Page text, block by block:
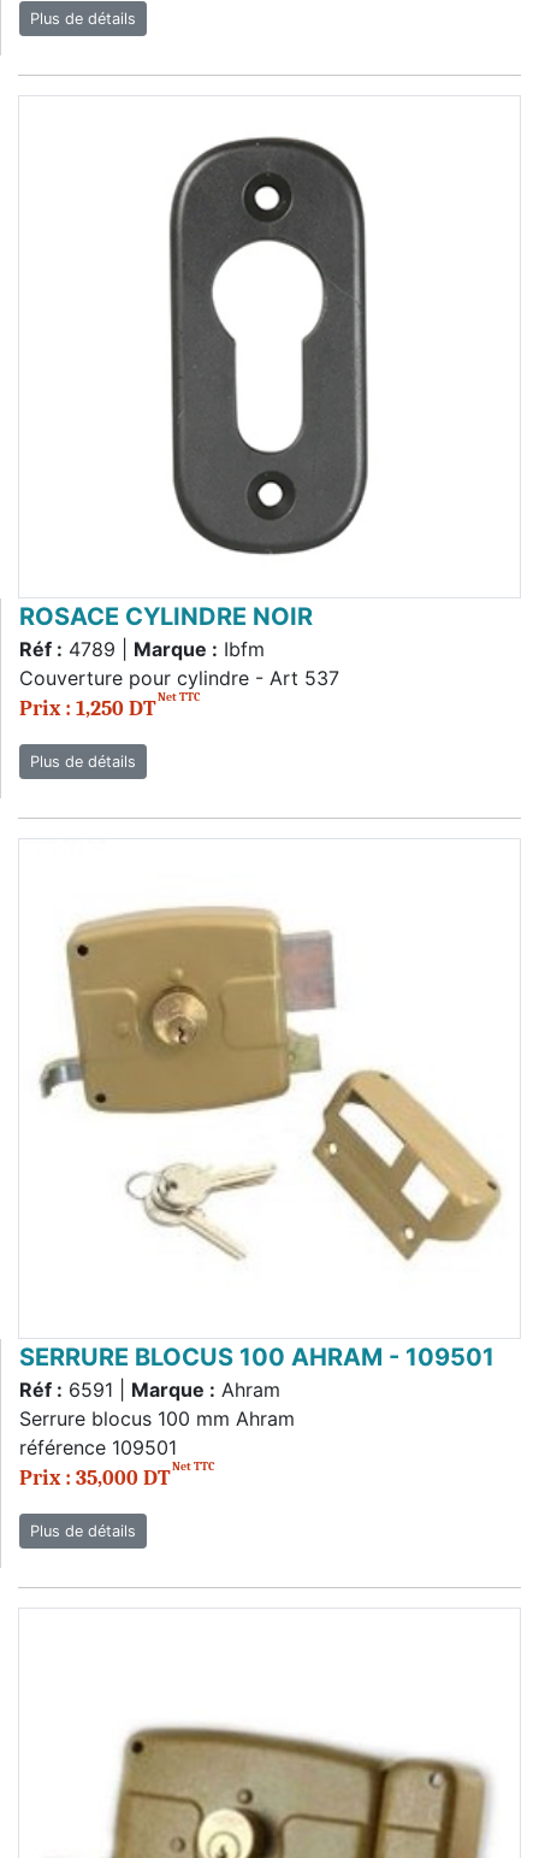
Plus de détails
ROSACE CYLINDRE NOIR
Réf : 4789 | Marque : Ibfm
Couverture pour cylindre - Art 537
Prix : 1,250 DTNet TTC
Plus de détails
SERRURE BLOCUS 100 AHRAM - 109501
Réf : 6591 | Marque : Ahram
Serrure blocus 100 mm Ahram
référence 109501
Prix : 35,000 DTNet TTC
Plus de détails